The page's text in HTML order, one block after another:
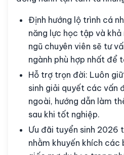
Định hướng lộ trình cá
năng lực học tập và
ngũ chuyên viên sẽ tư
ngành phù hợp nhất để
Hỗ trợ trọn đời: Luôn
sinh giải quyết các vấn
ngoài, hướng dẫn làm
sau khi tốt nghiệp.
Ưu đãi tuyển sinh 2026
nhằm khuyến khích các